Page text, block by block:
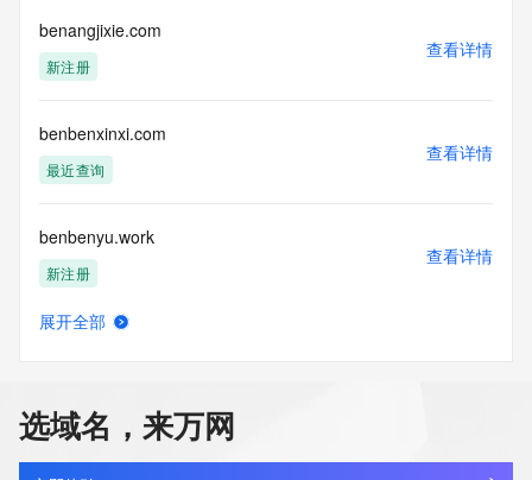
benangjixie.com
新注册
查看详情
benbenxinxi.com
最近查询
查看详情
benbenyu.work
新注册
查看详情
bencaikj.com
查看详情
展开全部
选域名，来万网